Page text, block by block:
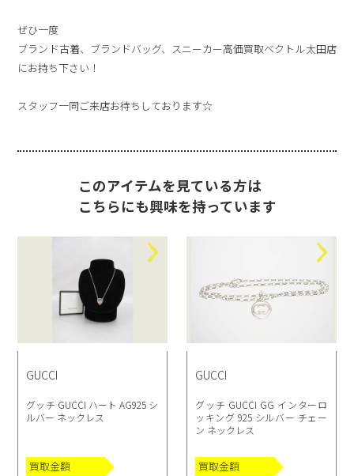
ぜひ一度
ブランド古着、ブランドバッグ、スニーカー高価買取ベクトル太田店
にお持ち下さい！
スタッフ一同ご来店お待ちしております☆
このアイテムを見ている方は
こちらにも興味を持っています
GUCCI
グッチ GUCCI ハート AG925 シ
ルバー ネックレス
買取金額
GUCCI
グッチ GUCCI GG インターロ
ッキング 925 シルバー チェー
ン ネックレス
買取金額